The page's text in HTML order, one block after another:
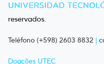
UNIVERSIDAD
reservados.
Teléfono (+598) 2603 8832 |
Doações UTEC